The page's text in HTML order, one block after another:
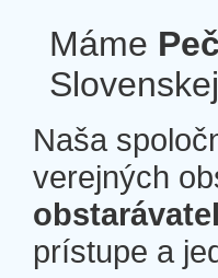
Máme
Naša
verejných
prístupe a